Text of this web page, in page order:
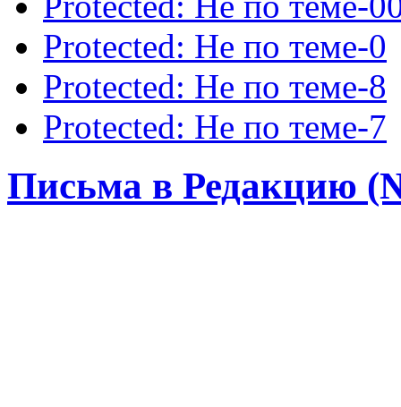
Protected: Не по теме-0
Protected: Не по теме-8
Protected: Не по теме-7
Письма в Редакцию